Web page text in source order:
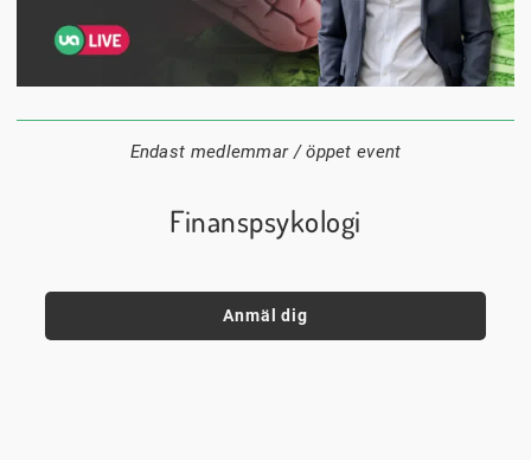
18:00
Digitalt
Endast medlemmar / öppet event
Finanspsykologi
Anmäl dig